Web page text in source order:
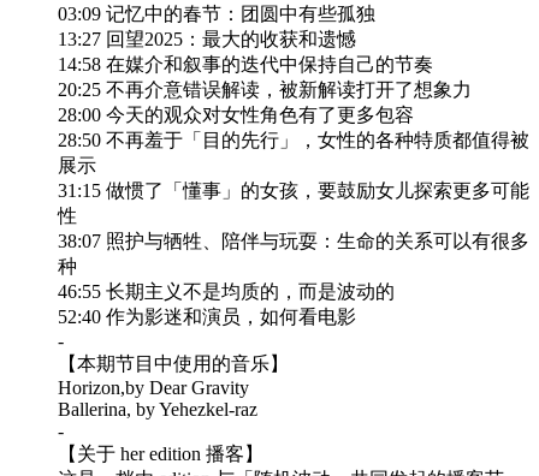
03:09 记忆中的春节：团圆中有些孤独
13:27 回望2025：最大的收获和遗憾
14:58 在媒介和叙事的迭代中保持自己的节奏
20:25 不再介意错误解读，被新解读打开了想象力
28:00 今天的观众对女性角色有了更多包容
28:50 不再羞于「目的先行」，女性的各种特质都值得被
展示
31:15 做惯了「懂事」的女孩，要鼓励女儿探索更多可能
性
38:07 照护与牺牲、陪伴与玩耍：生命的关系可以有很多
种
46:55 长期主义不是均质的，而是波动的
52:40 作为影迷和演员，如何看电影
-
【本期节目中使用的音乐】
Horizon,by Dear Gravity
Ballerina, by Yehezkel-raz
-
【关于 her edition 播客】